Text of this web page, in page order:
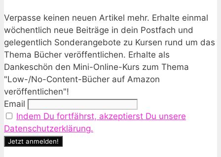
Verpasse keinen neuen Artikel mehr. Erhalte einmal
wöchentlich neue Beiträge in dein Postfach und
gelegentlich Sonderangebote zu Kursen rund um das
Thema Bücher veröffentlichen. Erhalte als
Dankeschön den Mini-Online-Kurs zum Thema
"Low-/No-Content-Bücher auf Amazon
veröffentlichen"!
Email
Indem Du fortfährst, akzeptierst Du unsere
Datenschutzerklärung.